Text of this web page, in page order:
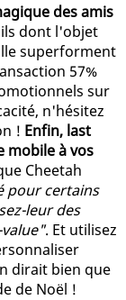
des amis
dont l'objet
superforment
57%
sur
n'hésitez
! Enfin, last
mobile à vos
Cheetah
pour certains
leur des
. Et utilisez
dirait bien que
de Noël !